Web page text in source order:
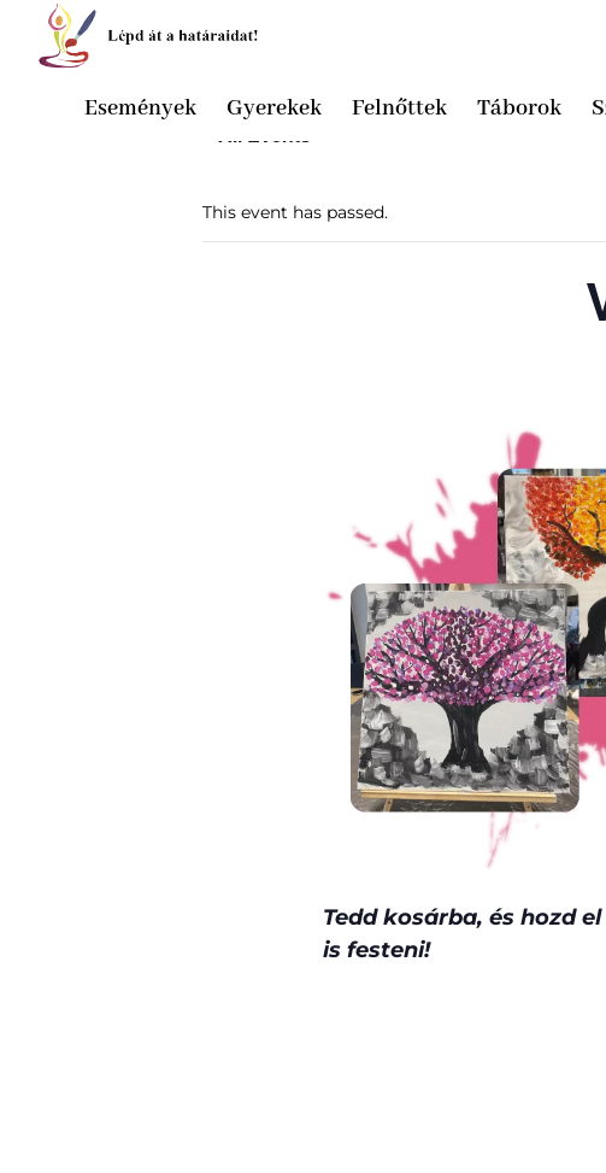
Események Gyerekek Felnőttek Táborok
« All Events
This event has passed.
Tedd kosárba, és hozd
is festeni!